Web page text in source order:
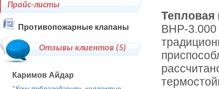
Тепловая
BHP-
Прайс-листы
Противопожарные клапаны
Отзывы клиентов (5)
Каримов Айдар